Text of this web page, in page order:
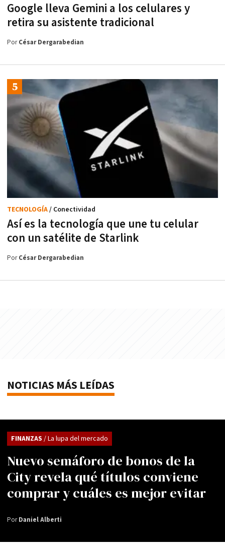
Google lleva Gemini a los celulares y
retira su asistente tradicional
PorCésar Dergarabedian
Así es la tecnología que une tu celular
con un satélite de Starlink
TECNOLOGÍA/ Conectividad
PorCésar Dergarabedian
NOTICIAS MÁS LEÍDAS
Nuevo semáforo de bonos de la
City revela qué títulos conviene
comprar y cuáles es mejor evitar
FINANZAS / La lupa del mercado
PorDaniel Alberti